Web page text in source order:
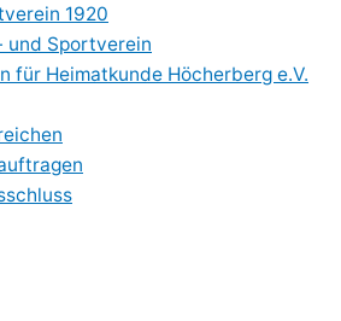
1920
und Sportverein
für Heimatkunde Höcherberg e.V.